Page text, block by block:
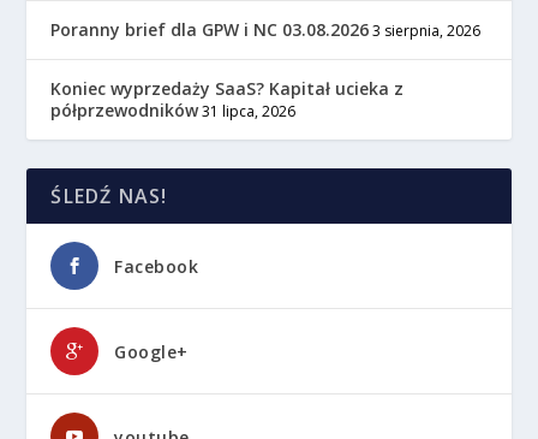
Poranny brief dla GPW i NC 03.08.2026 3 sierpnia, 2026
Koniec wyprzedaży SaaS? Kapitał ucieka z
półprzewodników31 lipca, 2026
ŚLEDŹ NAS!
Facebook
Google+